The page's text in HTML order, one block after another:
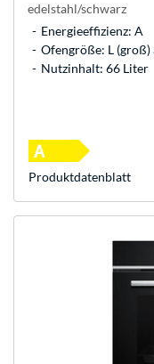
edelstahl/schwarz
Energieeffizienz: A
Ofengröße: L (groß)
Nutzinhalt: 66 Liter
Produkt­datenblatt